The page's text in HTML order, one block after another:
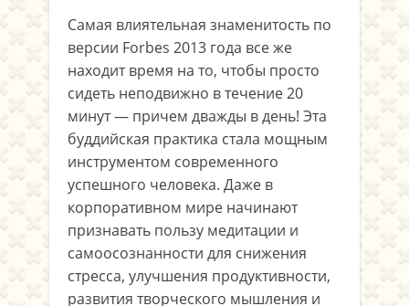
Самая влиятельная знаменитость по
версии Forbes 2013 года все же
находит время на то, чтобы просто
сидеть неподвижно в течение 20
минут — причем дважды в день! Эта
буддийская практика стала мощным
инструментом современного
успешного человека. Даже в
корпоративном мире начинают
признавать пользу медитации и
самоосознанности для снижения
стресса, улучшения продуктивности,
развития творческого мышления и